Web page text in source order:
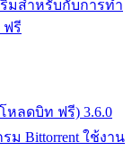
ริมสำหรับกับการทำ
ฟรี
หลดบิท ฟรี) 3.6.0
ม Bittorrent ใช้งาน